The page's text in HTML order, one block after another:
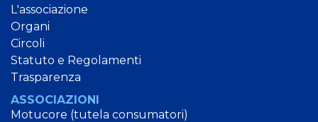
L'associazione
Organi
Circoli
Statuto e Regolamenti
Trasparenza
ASSOCIAZIONI
Motucore (tutela consumatori)